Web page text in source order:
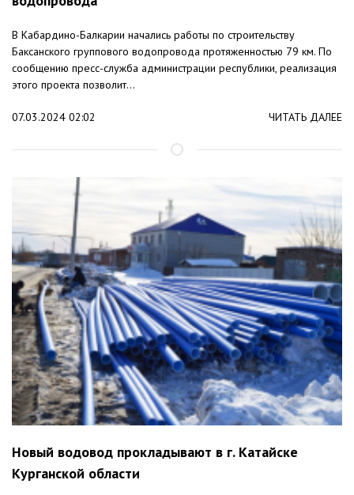
В Кабардино-Балкарии начались работы по строительству
Баксанского группового водопровода протяженностью 79 км. По
сообщению пресс-служба администрации республики, реализация
этого проекта позволит...
07.03.2024 02:02 ЧИТАТЬ ДАЛЕЕ
Новый водовод прокладывают в г. Катайске
Курганской области